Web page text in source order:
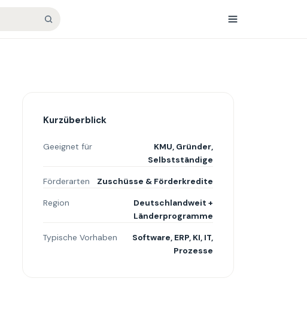
Kurzüberblick
Geeignet für
KMU, Gründer,
Selbstständige
Förderarten
Zuschüsse & Förderkredite
Region
Deutschlandweit +
Länderprogramme
Typische Vorhaben
Software, ERP, KI, IT,
Prozesse